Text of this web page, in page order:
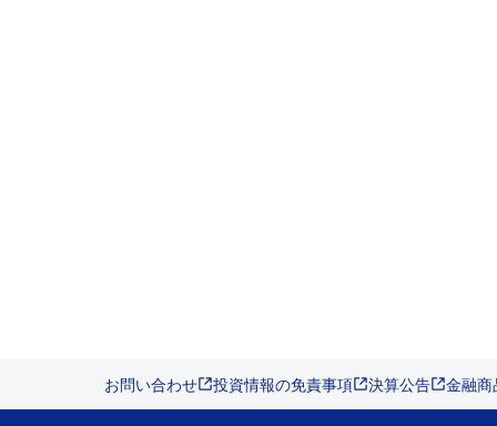
お問い合わせ 投資情報の免責事項 決算公告 金融